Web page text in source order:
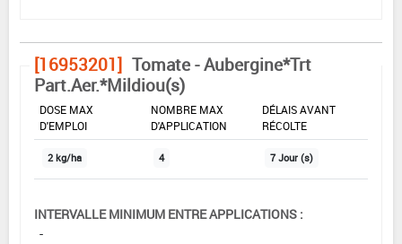
[16953201] Tomate - Aubergine*Trt
Part.Aer.*Mildiou(s)
DOSE MAX
D'EMPLOI
NOMBRE MAX
D'APPLICATION
DÉLAIS AVANT
RÉCOLTE
2 kg/ha 4 7 Jour (s)
INTERVALLE MINIMUM ENTRE APPLICATIONS :
-